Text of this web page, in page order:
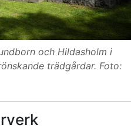
och Hildasholm i
trädgårdar. Foto: